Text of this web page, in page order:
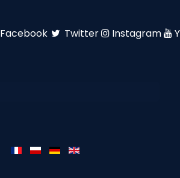
Facebook Twitter Instagram